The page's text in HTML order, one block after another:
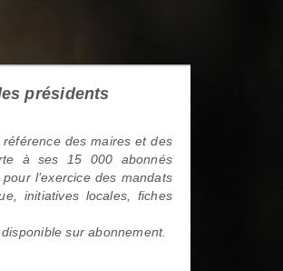
présidents
des maires et des
à ses 15 000 abonnés
l’exercice des mandats
initiatives locales, fiches
sur abonnement.